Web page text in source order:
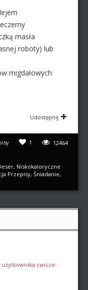
masła
roboty) lub
migdałowych
Udostępnij
12464
1
, Niskokaloryczne
Przepisy, Śniadanie,
użytkownika cwicze-